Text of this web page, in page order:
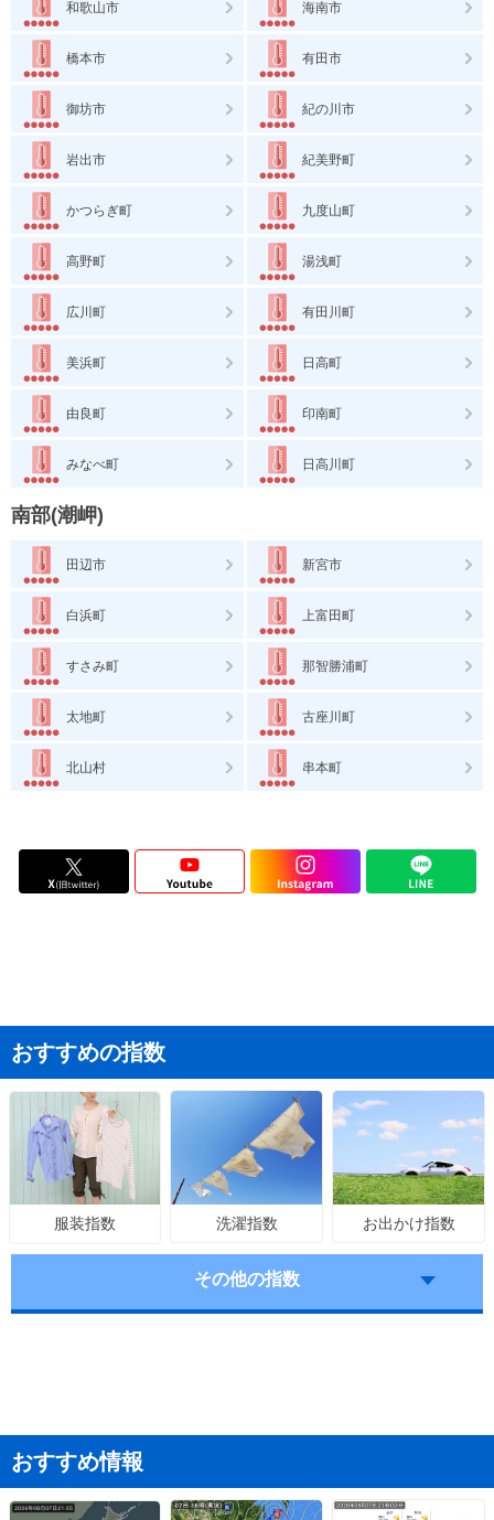
和歌山市 海南市
橋本市 有田市
御坊市 紀の川市
岩出市 紀美野町
かつらぎ町 九度山町
高野町 湯浅町
広川町 有田川町
美浜町 日高町
由良町 印南町
みなべ町 日高川町
南部(潮岬)
田辺市 新宮市
白浜町 上富田町
すさみ町 那智勝浦町
太地町 古座川町
北山村 串本町
おすすめの指数
服装指数 洗濯指数 お出かけ指数
その他の指数
おすすめ情報